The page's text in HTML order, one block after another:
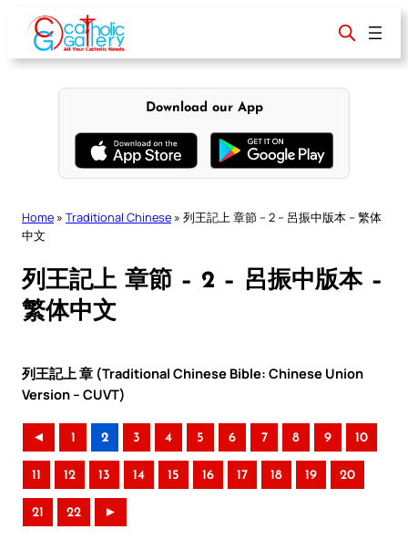
content
Download our App
Home » Traditional Chinese » 列王記上 章節 – 2 – 呂振中版本 – 繁体
中文
列王記上 章節 – 2 – 呂振中版本 –
繁体中文
列王記上 章 (Traditional Chinese Bible: Chinese Union
Version – CUVT)
◄ 1 2 3 4 5 6 7 8 9 10
11 12 13 14 15 16 17 18 19 20
21 22 ►